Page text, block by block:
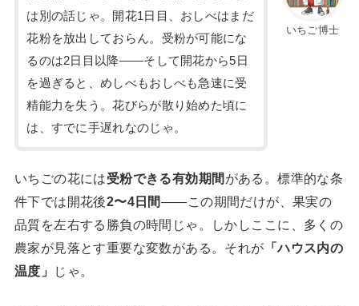
いちご博士
は別の話じゃ。開花1日目、おしべはまだ
花粉を放出しておらん。受粉が可能にな
るのは2日目以降——そして開花から5日
を過ぎると、めしべもおしべも急速に受
精能力を失う。花びらが散り始めた頃に
は、すでに手遅れなのじゃ。
いちごの花には受粉できる有効期間 がある。標準的な条
件下では開花後2〜4日間——この期間だけが、果実の
品質を左右する勝負の時間じゃ。しかしここに、多くの
農家が見落とす重要な変数がある。それが 「ハウス内の
温度」
じゃ。